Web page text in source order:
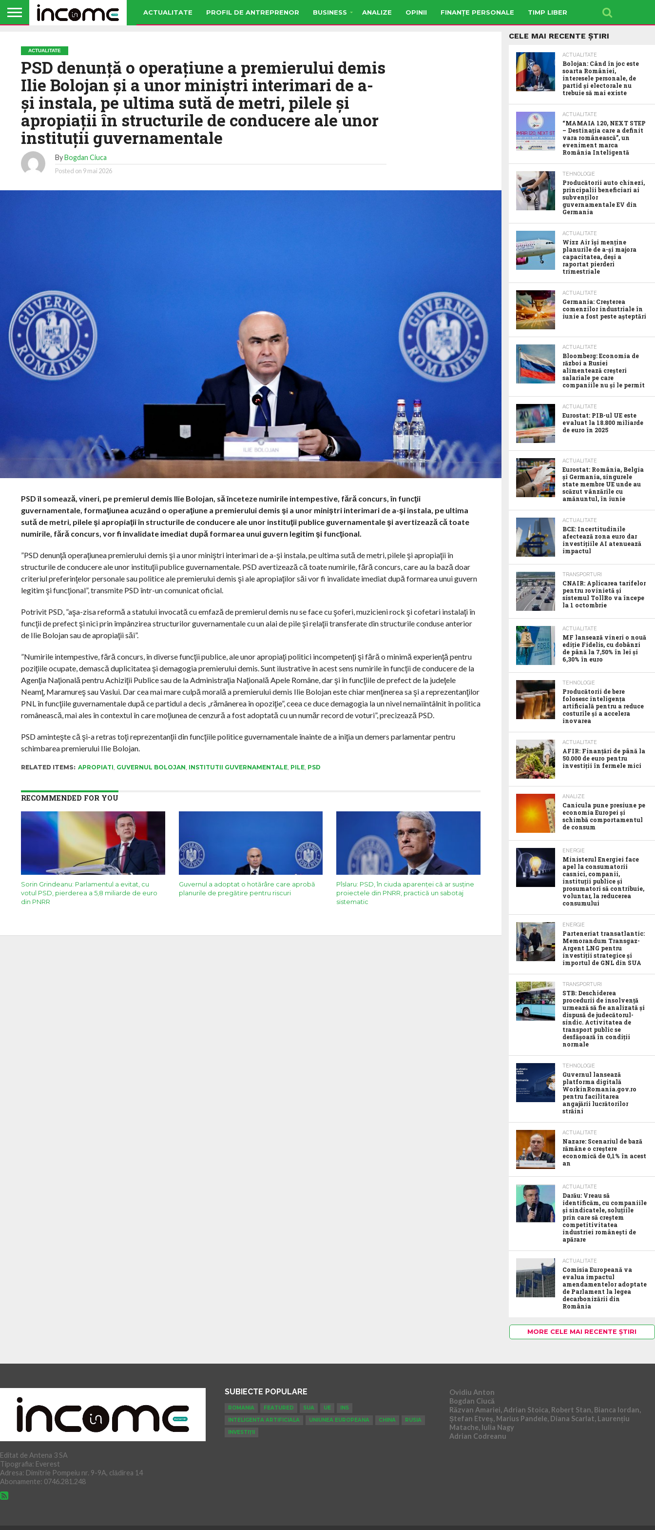
ACTUALITATE PROFIL DE ANTREPRENOR BUSINESS ANALIZE OPINII FINANȚE PERSONALE TIMP LIBER
ACTUALITATE
PSD denunţă o operaţiune a premierului demis
Ilie Bolojan şi a unor miniştri interimari de a-
şi instala, pe ultima sută de metri, pilele şi
apropiaţii în structurile de conducere ale unor
instituţii guvernamentale
ByBogdan Ciuca
Posted on 9 mai 2026
PSD îl somează, vineri, pe premierul demis Ilie Bolojan, să înceteze numirile intempestive, fără concurs, în funcţii
guvernamentale, formaţiunea acuzând o operaţiune a premierului demis şi a unor miniştri interimari de a-şi instala, pe ultima
sută de metri, pilele şi apropiaţii în structurile de conducere ale unor instituţii publice guvernamentale şi avertizează că toate
numirile, fără concurs, vor fi invalidate imediat după formarea unui guvern legitim şi funcţional.
”PSD denunţă operaţiunea premierului demis şi a unor miniştri interimari de a-şi instala, pe ultima sută de metri, pilele şi apropiaţii în
structurile de conducere ale unor instituţii publice guvernamentale. PSD avertizează că toate numirile, fără concurs, care au la bază doar
criteriul preferinţelor personale sau politice ale premierului demis şi ale apropiaţilor săi vor fi invalidate imediat după formarea unui guvern
legitim şi funcţional”, transmite PSD într-un comunicat oficial.
Potrivit PSD, ”aşa-zisa reformă a statului invocată cu emfază de premierul demis nu se face cu şoferi, muzicieni rock şi cofetari instalaţi în
funcţii de prefect şi nici prin împânzirea structurilor guvernamentale cu un alai de pile şi relaţii transferate din structurile conduse anterior
de Ilie Bolojan sau de apropiaţii săi”.
”Numirile intempestive, fără concurs, în diverse funcţii publice, ale unor apropiaţi politici incompetenţi şi fără o minimă experienţă pentru
poziţiile ocupate, demască duplicitatea şi demagogia premierului demis. Sunt ilustrative în acest sens numirile în funcţii de conducere de la
Agenţia Naţională pentru Achiziţii Publice sau de la Administraţia Naţională Apele Române, dar şi în funcţiile de prefect de la judeţele
Neamţ, Maramureş sau Vaslui. Dar cea mai mare culpă morală a premierului demis Ilie Bolojan este chiar menţinerea sa şi a reprezentanţilor
PNL în funcţiile guvernamentale după ce partidul a decis „rămânerea în opoziţie”, ceea ce duce demagogia la un nivel nemaiîntâlnit în politica
românească, mai ales în contextul în care moţiunea de cenzură a fost adoptată cu un număr record de voturi”, precizează PSD.
PSD aminteşte că şi-a retras toţi reprezentanţii din funcţiile politice guvernamentale înainte de a iniţia un demers parlamentar pentru
schimbarea premierului Ilie Bolojan.
RELATED ITEMS: APROPIATI GUVERNUL BOLOJAN INSTITUTII GUVERNAMENTALE, PILE, PSD
RECOMMENDED FOR YOU
Sorin Grindeanu: Parlamentul a evitat, cu
votul PSD, pierderea a 5,8 miliarde de euro
din PNRR
Guvernul a adoptat o hotărâre care aprobă
planurile de pregătire pentru riscuri
Pîslaru: PSD, în ciuda aparenței că ar susține
proiectele din PNRR, practică un sabotaj
sistematic
CELE MAI RECENTE ȘTIRI
ACTUALITATE
Bolojan: Când în joc este
soarta României,
interesele personale, de
partid și electorale nu
trebuie să mai existe
ACTUALITATE
“MAMAIA 120, NEXT STEP
– Destinația care a definit
vara românească”, un
eveniment marca
România Inteligentă
TEHNOLOGIE
Producătorii auto chinezi,
principalii beneficiari ai
subvenților
guvernamentale EV din
Germania
ACTUALITATE
Wizz Air își menține
planurile de a-și majora
capacitatea, deși a
raportat pierderi
trimestriale
ACTUALITATE
Germania: Creșterea
comenzilor industriale în
iunie a fost peste așteptări
ACTUALITATE
Bloomberg: Economia de
război a Rusiei
alimentează creșteri
salariale pe care
companiile nu și le permit
ACTUALITATE
Eurostat: PIB-ul UE este
evaluat la 18.800 miliarde
de euro în 2025
ACTUALITATE
Eurostat: România, Belgia
și Germania, singurele
state membre UE unde au
scăzut vânzările cu
amănuntul, în iunie
ACTUALITATE
BCE: Incertitudinile
afectează zona euro dar
investițiile AI atenuează
impactul
TRANSPORTURI
CNAIR: Aplicarea tarifelor
pentru rovinietă și
sistemul TollRo va începe
la 1 octombrie
ACTUALITATE
MF lansează vineri o nouă
ediție Fidelis, cu dobânzi
de până la 7,50% în lei și
6,30% în euro
TEHNOLOGIE
Producătorii de bere
folosesc inteligența
artificială pentru a reduce
costurile și a accelera
inovarea
ACTUALITATE
AFIR: Finanțări de până la
50.000 de euro pentru
investiții în fermele mici
ANALIZE
Canicula pune presiune pe
economia Europei și
schimbă comportamentul
de consum
ENERGIE
Ministerul Energiei face
apel la consumatorii
casnici, companii,
instituții publice și
prosumatori să contribuie,
voluntar, la reducerea
consumului
ENERGIE
Parteneriat transatlantic:
Memorandum Transgaz-
Argent LNG pentru
investiții strategice și
importul de GNL din SUA
TRANSPORTURI
STB: Deschiderea
procedurii de insolvență
urmează să fie analizată și
dispusă de judecătorul-
sindic. Activitatea de
transport public se
desfășoară în condiții
normale
TEHNOLOGIE
Guvernul lansează
platforma digitală
WorkinRomania.gov.ro
pentru facilitarea
angajării lucrătorilor
străini
ACTUALITATE
Nazare: Scenariul de bază
rămâne o creștere
economică de 0,1% în acest
an
ACTUALITATE
Darău: Vreau să
identificăm, cu companiile
și sindicatele, soluțiile
prin care să creștem
competitivitatea
industriei românești de
apărare
ACTUALITATE
Comisia Europeană va
evalua impactul
amendamentelor adoptate
de Parlament la legea
decarbonizării din
România
MORE CELE MAI RECENTE ȘTIRI
Editat de Antena 3 SA
Tipografia: Everest
Adresa: Dimitrie Pompeiu nr. 9-9A, clădirea 14
Abonamente: 0746.281.248
SUBIECTE POPULARE
ROMANIA FEATURED SUA UE
INS
INTELIGENTA ARTIFICIALA
UNIUNEA EUROPEANA CHINA
RUSIA
INVESTIȚII
Ovidiu Anton
Bogdan Ciucă
Răzvan Amariei, Adrian Stoica, Robert Stan, Bianca Iordan,
Ștefan Etveș, Marius Pandele, Diana Scarlat, Laurențiu
Matache, Iulia Nagy
Adrian Codreanu